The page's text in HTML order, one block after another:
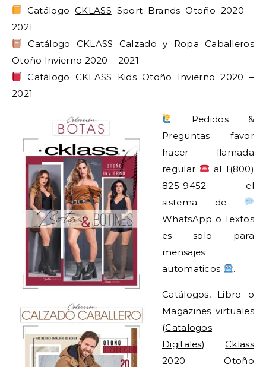
CatálogoCKLASS Sport Brands Otoño 2020 –
2021
Catálogo CKLASS Calzado y Ropa Caballeros
Otoño Invierno 2020 – 2021
Catálogo CKLASS Kids Otoño Invierno 2020 –
2021
Pedidos &
Preguntas favor
hacer llamada
regular
al 1(800)
825-9452 el
sistema de
WhatsApp o Textos
es solo para
mensajes
automaticos
.
Catálogos, Libro o
Magazines virtuales
(Catalogos
Digitales)Cklass
2020 Otoño